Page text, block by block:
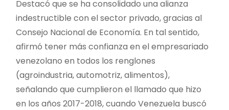
Destacó que se ha consolidado una alianza
indestructible con el sector privado, gracias al
Consejo Nacional de Economía. En tal sentido,
afirmó tener más confianza en el empresariado
venezolano en todos los renglones
(agroindustria, automotriz, alimentos),
señalando que cumplieron el llamado que hizo
en los años 2017-2018, cuando Venezuela buscó